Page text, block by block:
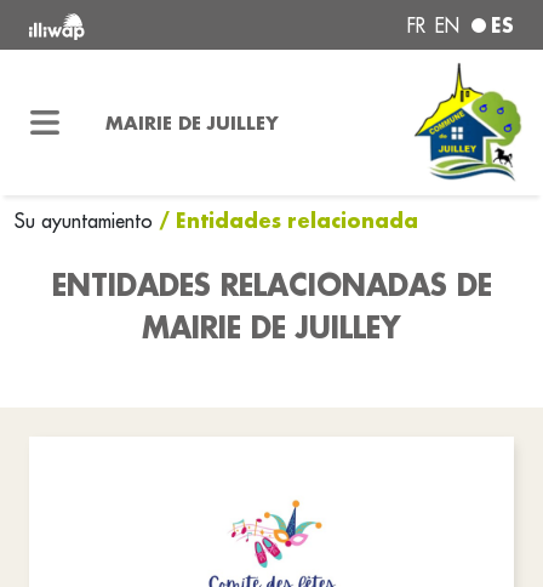
FR EN ES
MAIRIE DE JUILLEY
Su ayuntamiento / Entidades relacionada
ENTIDADES RELACIONADAS DE
MAIRIE DE JUILLEY